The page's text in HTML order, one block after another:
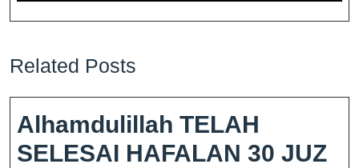
Related Posts
Alhamdulillah TELAH
SELESAI HAFALAN 30 JUZ